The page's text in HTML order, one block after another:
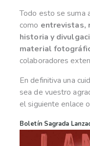
Todo esto se suma
como entrevistas,
historia y
material
colaboradores
En definitiva una
sea de vuestro
el siguiente enlace
Boletín Sagrada